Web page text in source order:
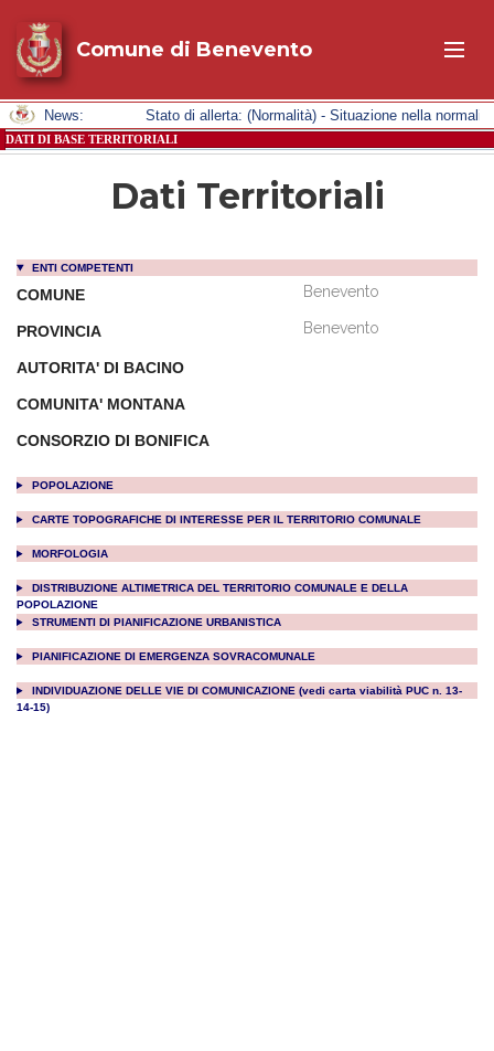
Comune di Benevento
News: Stato di allerta: (Normalità) - Situazione nella
DATI DI BASE TERRITORIALI